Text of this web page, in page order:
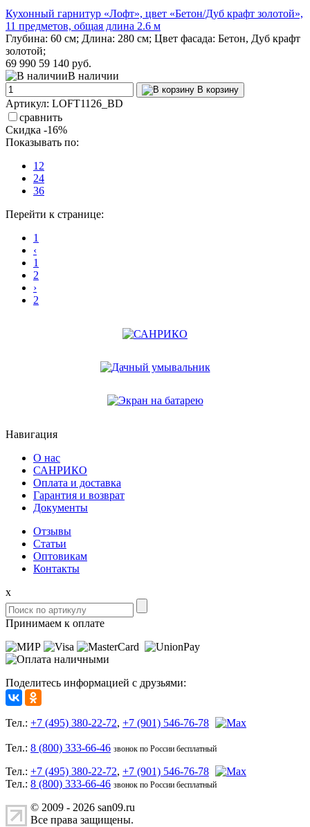
Кухонный гарнитур «Лофт», цвет «Бетон/Дуб крафт золотой»,
11 предметов, общая длина 2.6 м
Глубина: 60 см; Длина: 280 см; Цвет фасада: Бетон, Дуб крафт
золотой;
69 990 59 140 руб.
В наличии
В корзину
Артикул: LOFT1126_BD
сравнить
Скидка -16%
Показывать по:
12
24
36
Перейти к странице:
1
‹
1
2
›
2
Навигация
О нас
САНРИКО
Оплата и доставка
Гарантия и возврат
Документы
Отзывы
Статьи
Оптовикам
Контакты
x
Принимаем к оплате
Поделитесь информацией с друзьями:
Тел.: +7 (495) 380-22-72, +7 (901) 546-76-78
Тел.: 8 (800) 333-66-46 звонок по России бесплатный
Тел.: +7 (495) 380-22-72, +7 (901) 546-76-78
Тел.: 8 (800) 333-66-46 звонок по России бесплатный
© 2009 - 2026 san09.ru
Все права защищены.